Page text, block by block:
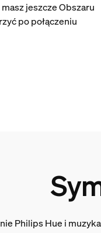
jeszcze Obszaru
po połączeniu
Philips Hue i